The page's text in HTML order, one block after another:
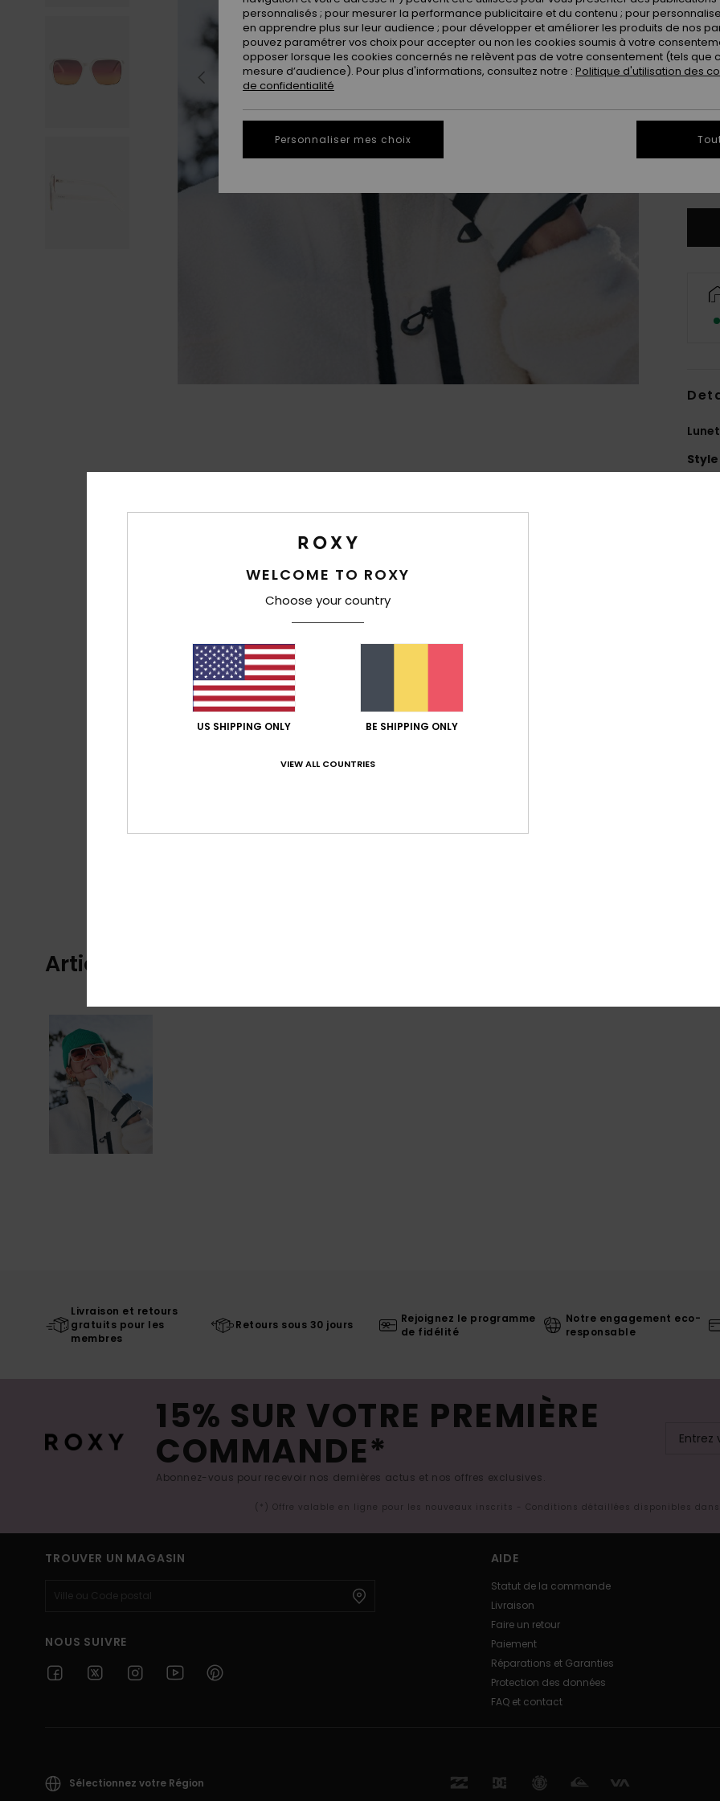
Il
Style
Articles vus récemment
Livraison et retours
gratuits pour les
membres
Retours sous 30 jours
Rejoignez le programme
de fidélité
Notre engagement eco-
responsable
15% SUR VOTRE PREMIÈRE
COMMANDE*
Abonnez-vous pour recevoir nos dernières actus et nos offres exclusives.
(*) Offre valable en ligne pour les nouveaux inscrits - Conditions détaillées disponibles
TROUVER UN MAGASIN
NOUS SUIVRE
AIDE
Statut de la commande
Livraison
Faire un retour
Paiement
Réparations et Garanties
Protection des données
FAQ et contact
Sélectionnez votre Région
WELCOME TO ROXY
Choose your country
US SHIPPING ONLY BE SHIPPING ONLY
VIEW ALL COUNTRIES
personnalisés ; pour mesurer la performance publicitaire et du contenu ; pour
en apprendre plus sur leur audience ; pour développer et améliorer les produits de nos
pouvez paramétrer vos choix pour accepter ou non les cookies soumis à votre
opposer lorsque les cookies concernés ne relèvent pas de votre consentement (tels que
mesure d’audience). Pour plus d'informations, consultez notre : Politique d'utilisation des
de confidentialité
Personnaliser mes choix